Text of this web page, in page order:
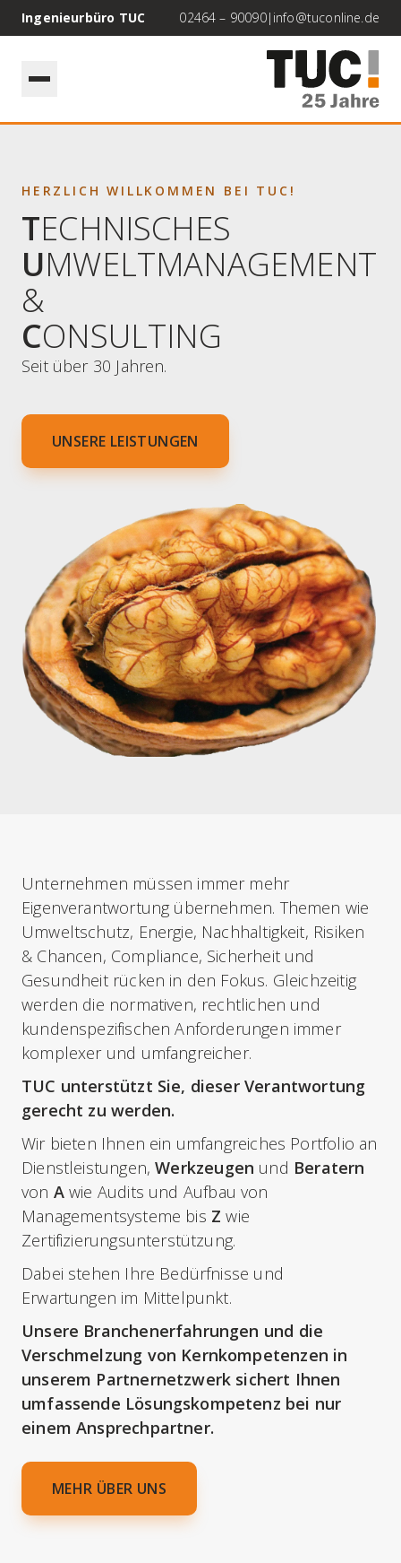
Ingenieurbüro TUC 02464 – 90090| info@tuconline.de
HERZLICH WILLKOMMEN BEI TUC!
TECHNISCHES
UMWELTMANAGEMENT
&
CONSULTING
Seit über 30 Jahren.
UNSERE LEISTUNGEN
Unternehmen müssen immer mehr
Eigenverantwortung übernehmen. Themen wie
Umweltschutz, Energie, Nachhaltigkeit, Risiken
& Chancen, Compliance, Sicherheit und
Gesundheit rücken in den Fokus. Gleichzeitig
werden die normativen, rechtlichen und
kundenspezifischen Anforderungen immer
komplexer und umfangreicher.
TUC unterstützt Sie, dieser Verantwortung
gerecht zu werden.
Wir bieten Ihnen ein umfangreiches Portfolio an
Dienstleistungen,Werkzeugen und Beratern
von Awie Audits und Aufbau von
Managementsysteme bis Z wie
Zertifizierungsunterstützung.
Dabei stehen Ihre Bedürfnisse und
Erwartungen im Mittelpunkt.
Unsere Branchenerfahrungen und die
Verschmelzung von Kernkompetenzen in
unserem Partnernetzwerk sichert Ihnen
umfassende Lösungskompetenz bei nur
einem Ansprechpartner.
MEHR ÜBER UNS